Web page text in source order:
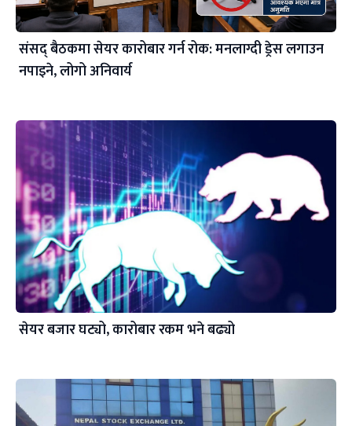
संसद् बैठकमा सेयर कारोबार गर्न रोक: मनलाग्दी ड्रेस लगाउन
नपाइने, लोगो अनिवार्य
सेयर बजार घट्यो, कारोबार रकम भने बढ्यो